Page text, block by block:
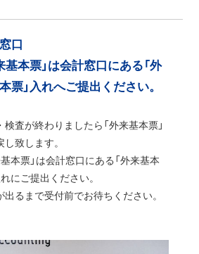
口
基本票」は会計窓口にある「外
票」入れへご提出ください。
検査が終わりましたら「外来基本票」
し致します。
基本票」は会計窓口にある「外来基本
れにご提出ください。
出るまで受付前でお待ちください。